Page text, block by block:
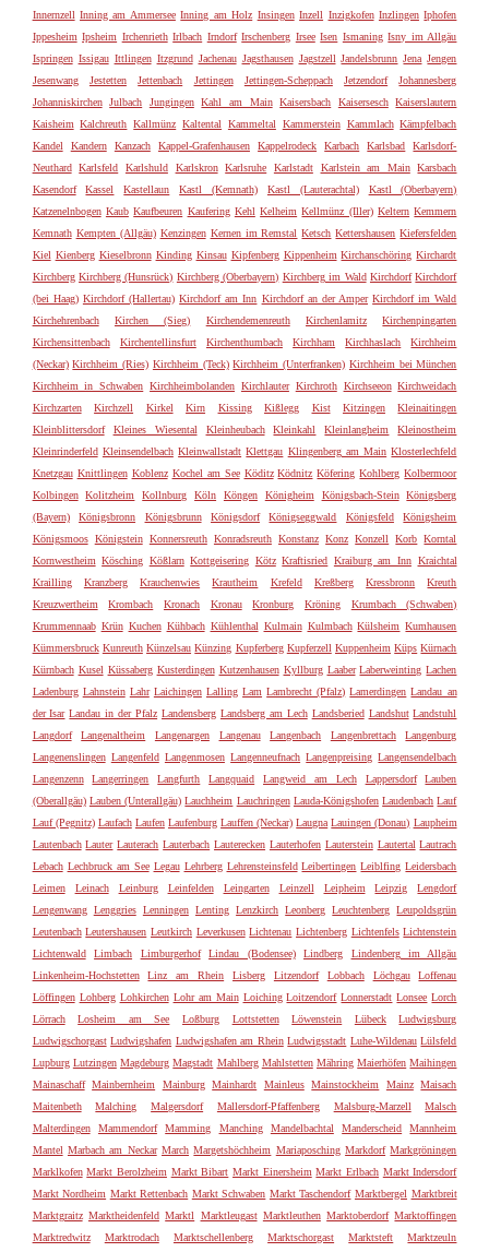
Innernzell Inning am Ammersee Inning am Holz Insingen Inzell Inzigkofen Inzlingen Iphofen
Ippesheim Ipsheim Irchenrieth Irlbach Irndorf Irschenberg Irsee Isen Ismaning Isny im Allgäu
Ispringen Issigau Ittlingen Itzgrund Jachenau Jagsthausen Jagstzell Jandelsbrunn Jena Jengen
Jesenwang
Jestetten Jettenbach Jettingen Jettingen-Scheppach Jetzendorf
Johannesberg
Johanniskirchen
Julbach Jungingen Kahl am Main Kaisersbach Kaisersesch
Kaiserslautern
Kaisheim Kalchreuth Kallmünz Kaltental Kammeltal Kammerstein Kammlach Kämpfelbach
Kandel
Kandern Kanzach Kappel-Grafenhausen Kappelrodeck Karbach Karlsbad
Karlsdorf-
Neuthard
Karlsfeld Karlshuld Karlskron Karlsruhe Karlstadt Karlstein am Main
Karsbach
Kasendorf
Kassel Kastellaun Kastl (Kemnath) Kastl (Lauterachtal)
Kastl (Oberbayern)
Katzenelnbogen Kaub Kaufbeuren Kaufering Kehl Kelheim Kellmünz (Iller) Keltern Kemmern
Kemnath Kempten (Allgäu) Kenzingen Kernen im Remstal Ketsch Kettershausen Kiefersfelden
Kiel Kienberg Kieselbronn Kinding Kinsau Kipfenberg Kippenheim Kirchanschöring Kirchardt
Kirchberg Kirchberg (Hunsrück) Kirchberg (Oberbayern) Kirchberg im Wald Kirchdorf Kirchdorf
(bei Haag) Kirchdorf (Hallertau) Kirchdorf am Inn Kirchdorf an der Amper Kirchdorf im Wald
Kirchehrenbach
Kirchen (Sieg) Kirchendemenreuth Kirchenlamitz
Kirchenpingarten
Kirchensittenbach
Kirchentellinsfurt Kirchenthumbach Kirchham Kirchhaslach
Kirchheim
(Neckar) Kirchheim (Ries) Kirchheim (Teck) Kirchheim (Unterfranken) Kirchheim bei München
Kirchheim in Schwaben Kirchheimbolanden Kirchlauter Kirchroth Kirchseeon Kirchweidach
Kirchzarten
Kirchzell Kirkel Kirn Kissing Kißlegg Kist Kitzingen
Kleinaitingen
Kleinblittersdorf
Kleines Wiesental Kleinheubach Kleinkahl Kleinlangheim
Kleinostheim
Kleinrinderfeld Kleinsendelbach Kleinwallstadt Klettgau Klingenberg am Main Klosterlechfeld
Knetzgau Knittlingen Koblenz Kochel am See Köditz Ködnitz Köfering Kohlberg Kolbermoor
Kolbingen
Kolitzheim Kollnburg Köln Köngen Königheim Königsbach-Stein
Königsberg
(Bayern)
Königsbronn Königsbrunn Königsdorf Königseggwald Königsfeld
Königsheim
Königsmoos Königstein Konnersreuth Konradsreuth Konstanz Konz Konzell Korb Korntal
Kornwestheim Kösching Kößlarn Kottgeisering Kötz Kraftisried Kraiburg am Inn Kraichtal
Krailling
Kranzberg Krauchenwies Krautheim Krefeld Kreßberg Kressbronn
Kreuth
Kreuzwertheim
Krombach Kronach Kronau Kronburg Kröning
Krumbach (Schwaben)
Krummennaab Krün Kuchen Kühbach Kühlenthal Kulmain Kulmbach Külsheim Kumhausen
Kümmersbruck Kunreuth Künzelsau Künzing Kupferberg Kupferzell Kuppenheim Küps Kürnach
Kürnbach Kusel Küssaberg Kusterdingen Kutzenhausen Kyllburg Laaber Laberweinting Lachen
Ladenburg Lahnstein Lahr Laichingen Lalling Lam Lambrecht (Pfalz) Lamerdingen Landau an
der Isar Landau in der Pfalz Landensberg Landsberg am Lech Landsberied Landshut Landstuhl
Langdorf
Langenaltheim Langenargen Langenau Langenbach Langenbrettach
Langenburg
Langenenslingen Langenfeld Langenmosen Langenneufnach Langenpreising Langensendelbach
Langenzenn
Langerringen Langfurth Langquaid Langweid am Lech Lappersdorf
Lauben
(Oberallgäu) Lauben (Unterallgäu) Lauchheim Lauchringen Lauda-Königshofen Laudenbach Lauf
Lauf (Pegnitz) Laufach Laufen Laufenburg Lauffen (Neckar) Laugna Lauingen (Donau) Laupheim
Lautenbach Lauter Lauterach Lauterbach Lauterecken Lauterhofen Lauterstein Lautertal Lautrach
Lebach Lechbruck am See Legau Lehrberg Lehrensteinsfeld Leibertingen Leiblfing Leidersbach
Leimen
Leinach Leinburg Leinfelden Leingarten Leinzell Leipheim Leipzig
Lengdorf
Lengenwang Lenggries Lenningen Lenting Lenzkirch Leonberg Leuchtenberg Leupoldsgrün
Leutenbach Leutershausen Leutkirch Leverkusen Lichtenau Lichtenberg Lichtenfels Lichtenstein
Lichtenwald
Limbach Limburgerhof Lindau (Bodensee) Lindberg
Lindenberg im Allgäu
Linkenheim-Hochstetten
Linz am Rhein Lisberg Litzendorf Lobbach Löchgau
Loffenau
Löffingen Lohberg Lohkirchen Lohr am Main Loiching Loitzendorf Lonnerstadt Lonsee Lorch
Lörrach
Losheim am See Loßburg Lottstetten Löwenstein Lübeck
Ludwigsburg
Ludwigschorgast Ludwigshafen Ludwigshafen am Rhein Ludwigsstadt Luhe-Wildenau Lülsfeld
Lupburg Lutzingen Magdeburg Magstadt Mahlberg Mahlstetten Mähring Maierhöfen Maihingen
Mainaschaff Mainbernheim Mainburg Mainhardt Mainleus Mainstockheim Mainz Maisach
Maitenbeth
Malching Malgersdorf Mallersdorf-Pfaffenberg Malsburg-Marzell
Malsch
Malterdingen
Mammendorf Mamming Manching Mandelbachtal Manderscheid
Mannheim
Mantel Marbach am Neckar March Margetshöchheim Mariaposching Markdorf Markgröningen
Marklkofen Markt Berolzheim Markt Bibart Markt Einersheim Markt Erlbach Markt Indersdorf
Markt Nordheim Markt Rettenbach Markt Schwaben Markt Taschendorf Marktbergel Marktbreit
Marktgraitz Marktheidenfeld Marktl Marktleugast Marktleuthen Marktoberdorf Marktoffingen
Marktredwitz
Marktrodach Marktschellenberg Marktschorgast Marktsteft
Marktzeuln